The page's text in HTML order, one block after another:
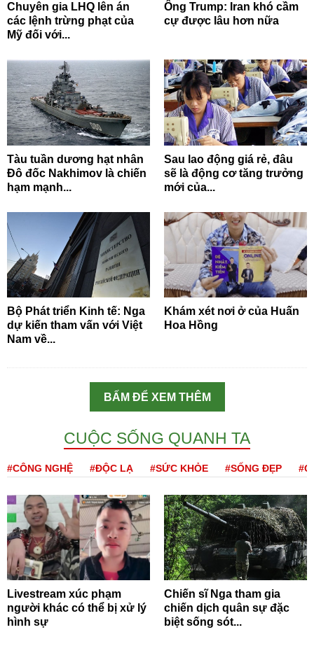
Chuyên gia LHQ lên án
các lệnh trừng phạt của
Mỹ đối với...
Ông Trump: Iran khó cầm
cự được lâu hơn nữa
Tàu tuần dương hạt nhân
Đô đốc Nakhimov là chiến
hạm mạnh...
Sau lao động giá rẻ, đâu
sẽ là động cơ tăng trưởng
mới của...
Bộ Phát triển Kinh tế: Nga
dự kiến tham vấn với Việt
Nam về...
Khám xét nơi ở của Huấn
Hoa Hồng
BẤM ĐỂ XEM THÊM
CUỘC SỐNG QUANH TA
#CÔNG NGHỆ #ĐỘC LẠ #SỨC KHỎE #SỐNG ĐẸP
Livestream xúc phạm
người khác có thể bị xử lý
hình sự
Chiến sĩ Nga tham gia
chiến dịch quân sự đặc
biệt sống sót...